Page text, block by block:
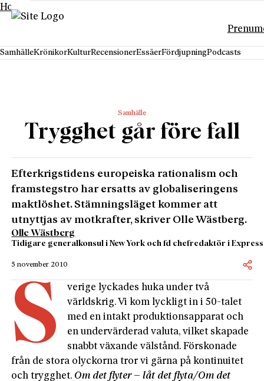
Hoppa till innehåll
SamhälleKrönikorKulturRecensionerEssäerFördjupningPodcasts
Samhälle
Trygghet går före fall
Efterkrigstidens europeiska rationalism och
framstegstro har ersatts av globaliseringens
maktlöshet. Stämningsläget kommer att
utnyttjas av motkrafter, skriver Olle Wästberg.
Olle Wästberg
Tidigare generalkonsul i New York och fd chefredaktör i
5 november 2010
S
verige lyckades huka under två
världskrig. Vi kom lyckligt in i 50-talet
med en intakt produktionsapparat och
en undervärderad valuta, vilket skapade
snabbt växande välstånd. Förskonade
från de stora olyckorna tror vi gärna på kontinuitet
och trygghet. Om det flyter – låt det flyta/Om det